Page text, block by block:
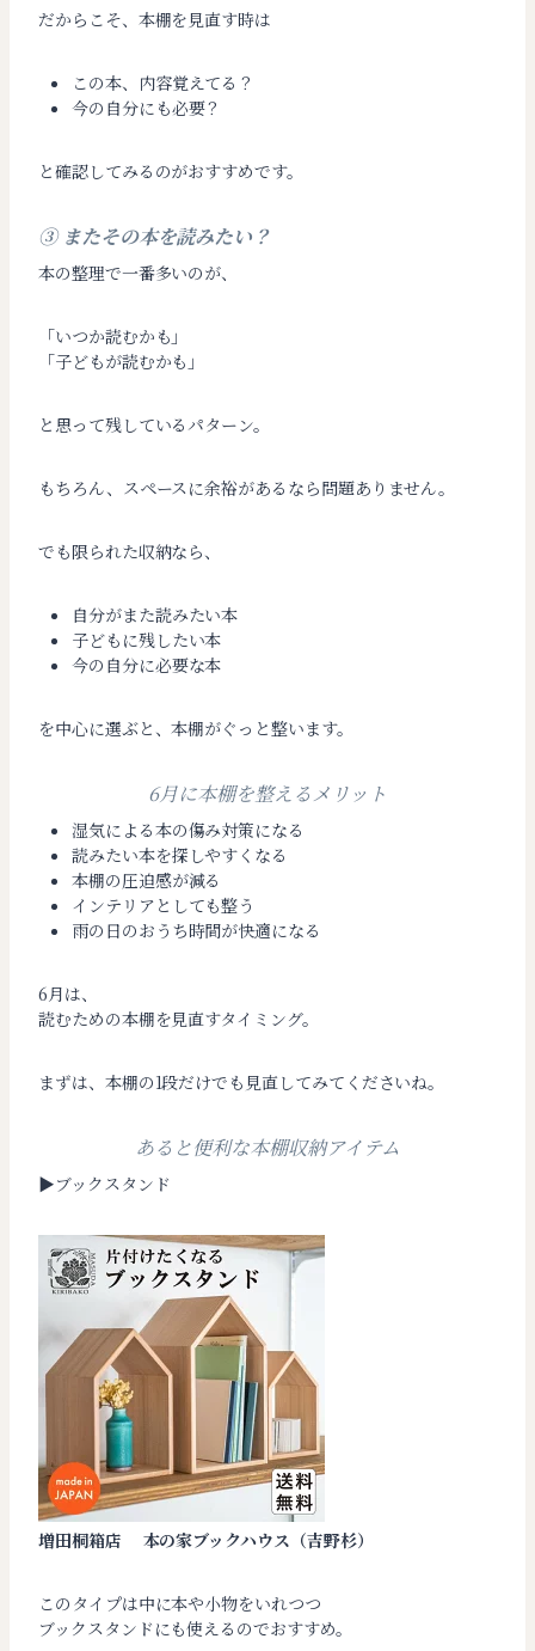
だからこそ、本棚を見直す時は
この本、内容覚えてる？
今の自分にも必要？
と確認してみるのがおすすめです。
③ またその本を読みたい？
本の整理で一番多いのが、
「いつか読むかも」
「子どもが読むかも」
と思って残しているパターン。
もちろん、スペースに余裕があるなら問題ありません。
でも限られた収納なら、
自分がまた読みたい本
子どもに残したい本
今の自分に必要な本
を中心に選ぶと、本棚がぐっと整います。
6月に本棚を整えるメリット
湿気による本の傷み対策になる
読みたい本を探しやすくなる
本棚の圧迫感が減る
インテリアとしても整う
雨の日のおうち時間が快適になる
6月は、
読むための本棚を見直すタイミング。
まずは、本棚の1段だけでも見直してみてくださいね。
あると便利な本棚収納アイテム
▶︎ブックスタンド
増田桐箱店 本の家ブックハウス（吉野杉）
このタイプは中に本や小物をいれつつ
ブックスタンドにも使えるのでおすすめ。